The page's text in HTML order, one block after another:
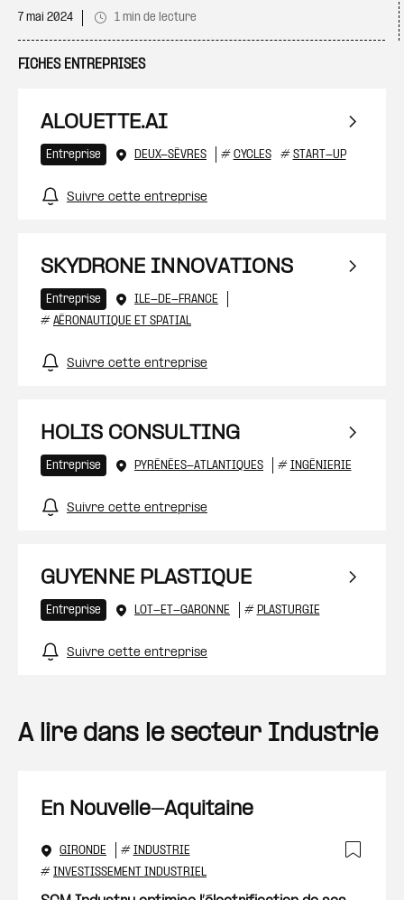
7 mai 2024 1 min de lecture
FICHES ENTREPRISES
ALOUETTE.AI
Entreprise DEUX-SÈVRES # CYCLES # START-UP
Suivre cette entreprise
SKYDRONE INNOVATIONS
Entreprise
ILE-DE-FRANCE
# AÉRONAUTIQUE ET SPATIAL
Suivre cette entreprise
HOLIS CONSULTING
Entreprise PYRÉNÉES-ATLANTIQUES # INGÉNIERIE
Suivre cette entreprise
GUYENNE PLASTIQUE
Entreprise LOT-ET-GARONNE # PLASTURGIE
Suivre cette entreprise
A lire dans le secteur Industrie
En Nouvelle-Aquitaine
GIRONDE # INDUSTRIE
# INVESTISSEMENT INDUSTRIEL